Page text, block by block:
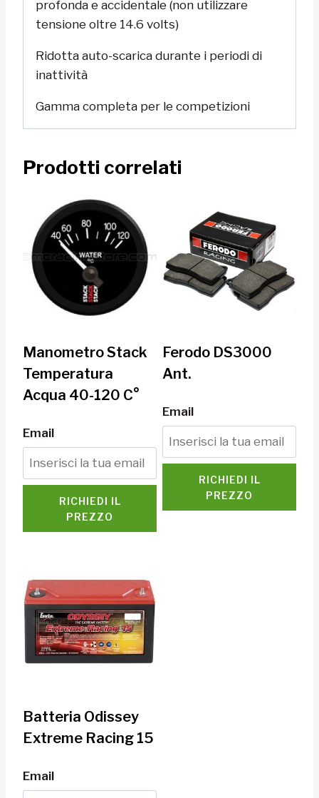
profonda e accidentale (non utilizzare
tensione oltre 14.6 volts)
Ridotta auto-scarica durante i periodi di
inattività
Gamma completa per le competizioni
Prodotti correlati
Manometro Stack
Temperatura
Acqua 40-120 C°
Email
RICHIEDI IL
PREZZO
Ferodo DS3000
Ant.
Email
RICHIEDI IL
PREZZO
Batteria Odissey
Extreme Racing 15
Email